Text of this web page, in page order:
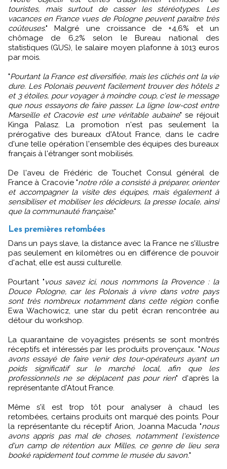
touristes, mais surtout de casser les stéréotypes. Les
vacances en France vues de Pologne peuvent paraître très
coûteuses." Malgré une croissance de +4,6% et un
chômage de 6,2% selon le Bureau national des
statistiques (GUS), le salaire moyen plafonne à 1013 euros
par mois.
"Pourtant la France est diversifiée, mais les clichés ont la vie
dure. Les Polonais peuvent facilement trouver des hôtels 2
et 3 étoiles, pour voyager à moindre coup, c'est le message
que nous essayons de faire passer. La ligne low-cost entre
Marseille et Cracovie est une véritable aubaine" se réjouit
Kinga Palasz. La promotion n'est pas seulement la
prérogative des bureaux d'Atout France, dans le cadre
d'une telle opération l'ensemble des équipes des bureaux
français à l'étranger sont mobilisés.
De l'aveu de Frédéric de Touchet Consul général de
France à Cracovie "notre rôle a consisté à préparer, orienter
et accompagner la visite des équipes, mais également à
sensibiliser et mobiliser les décideurs, la presse locale, ainsi
que la communauté française."
Les premières retombées
Dans un pays slave, la distance avec la France ne s'illustre
pas seulement en kilomètres ou en différence de pouvoir
d'achat, elle est aussi culturelle.
Pourtant "vous savez ici, nous nommons la Provence : la
Douce Pologne, car les Polonais à vivre dans votre pays
sont très nombreux notamment dans cette région confie
Ewa Wachowicz, une star du petit écran rencontrée au
détour du workshop.
La quarantaine de voyagistes présents se sont montrés
réceptifs et intéressés par les produits provençaux. "Nous
avons essayé de faire venir des tour-opérateurs ayant un
poids significatif sur le marché local, afin que les
professionnels ne se déplacent pas pour rien" d'après la
représentante d'Atout France.
Même s'il est trop tôt pour analyser à chaud les
retombées, certains produits ont marqué des points. Pour
la représentante du réceptif Arion, Joanna Macuda "nous
avons appris pas mal de choses, notamment l'existence
d'un camp de rétention aux Milles, ce genre de lieu sera
booké rapidement tout comme le musée du savon."